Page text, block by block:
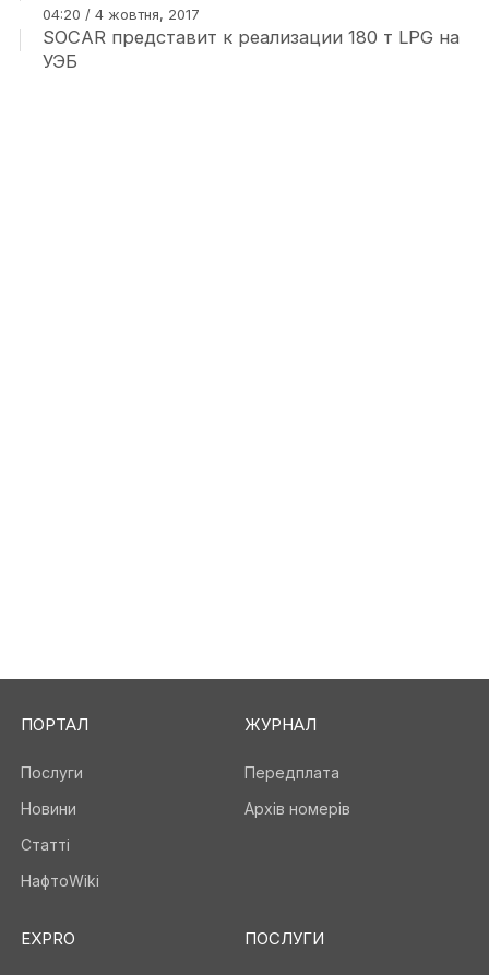
04:20 / 4 жовтня, 2017
SOCAR представит к реализации 180 т LPG на
УЭБ
ПОРТАЛ
Послуги
Новини
Статті
НафтоWiki
ЖУРНАЛ
Передплата
Архів номерів
EXPRO ПОСЛУГИ